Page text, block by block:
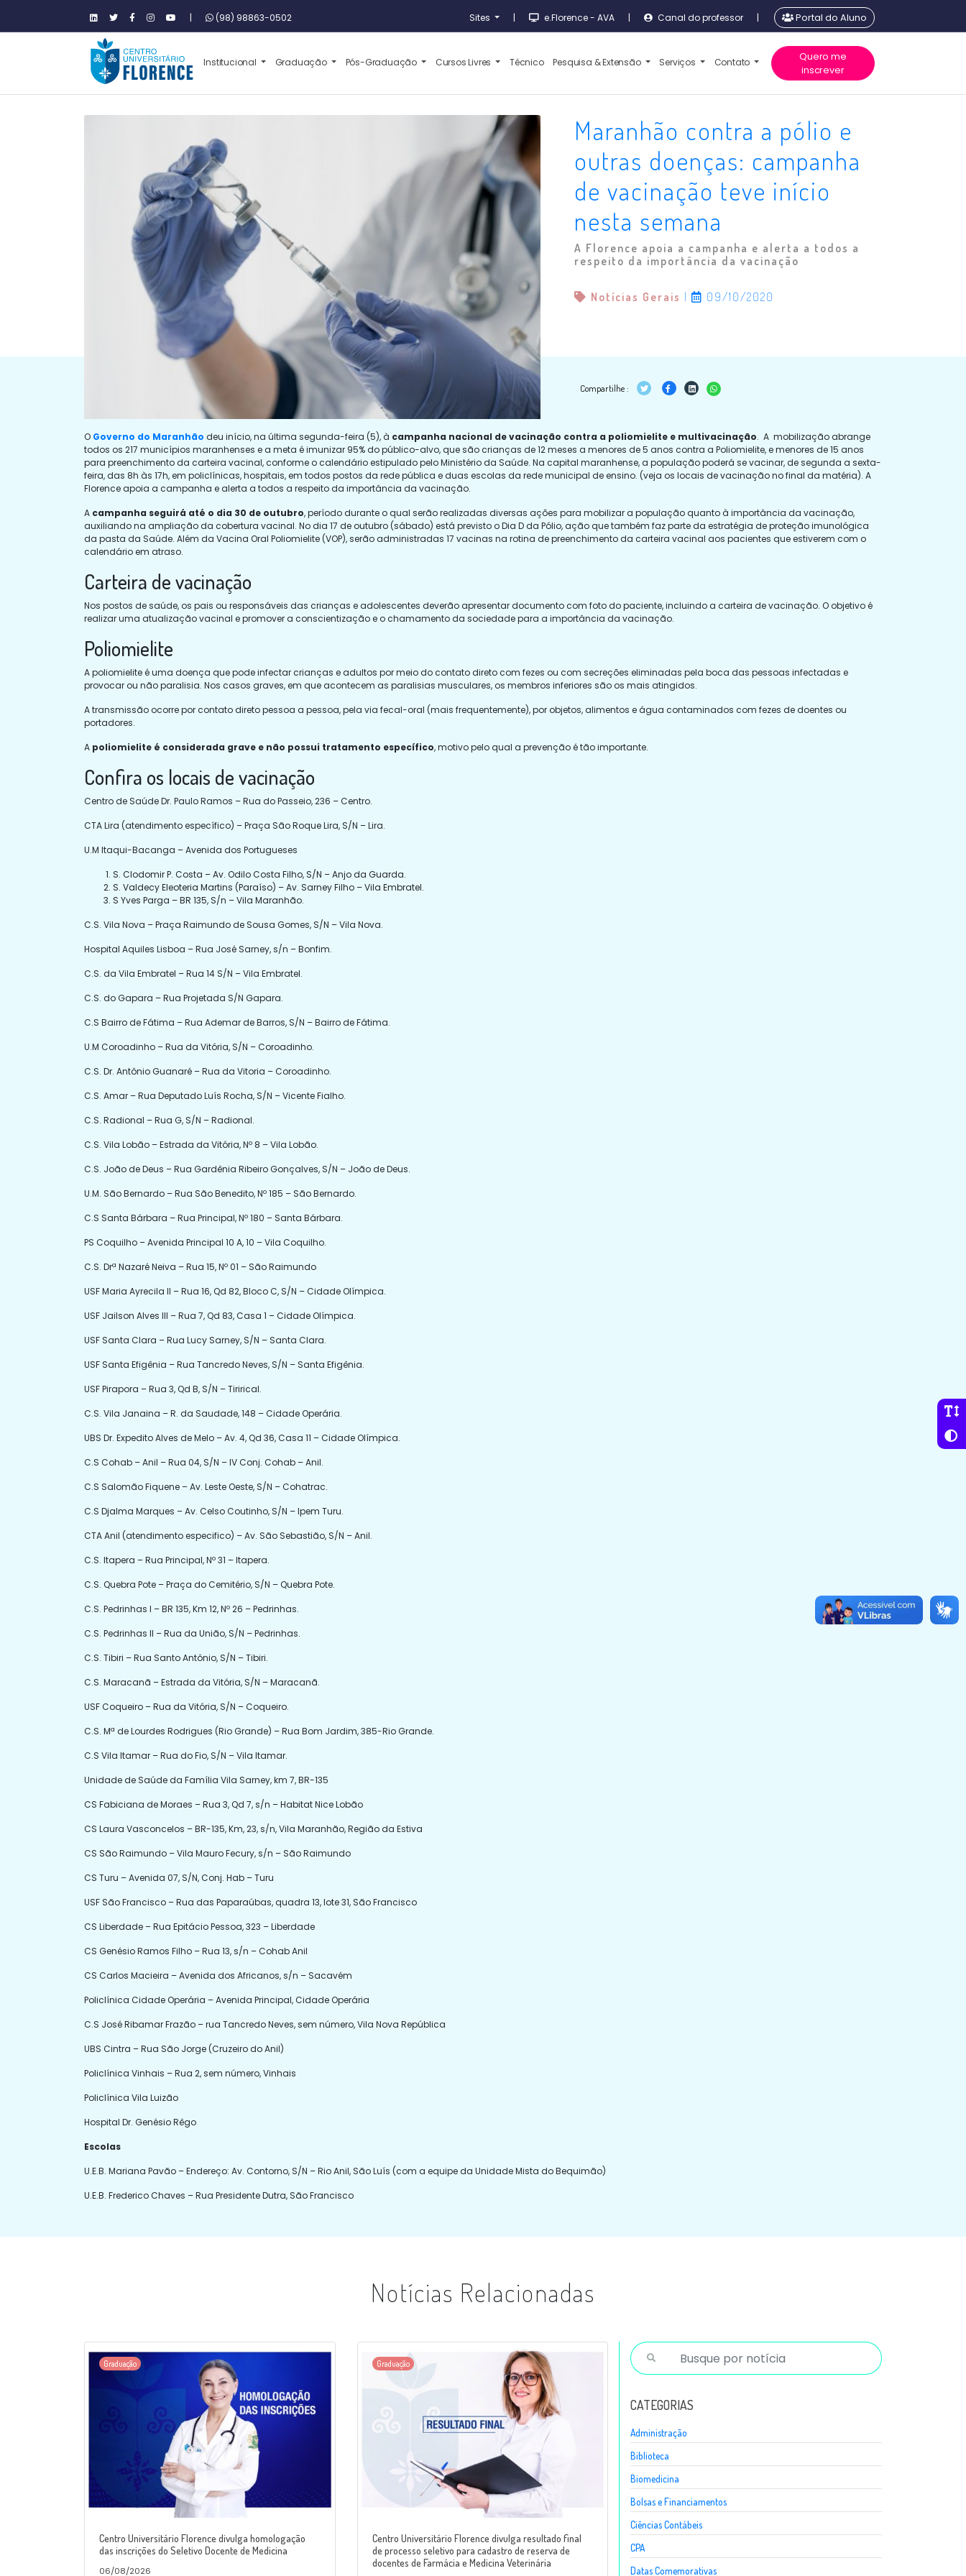
| (98) 98863-0502 Sites | e.Florence - AVA | Canal do professor | Portal do Aluno
Institucional Graduação Pós-Graduação Cursos Livres Técnico Pesquisa & Extensão Serviços Contato
Quero me
inscrever
Maranhão contra a pólio e
outras doenças: campanha
de vacinação teve início
nesta semana
A Florence apoia a campanha e alerta a todos a
respeito da importância da vacinação
Notícias Gerais 09/10/2020
Compartilhe :
O Governo do Maranhão deu início, na última segunda-feira (5), à campanha nacional de vacinação contra a poliomielite e multivacinação. A mobilização abrange
todos os 217 municípios maranhenses e a meta é imunizar 95% do público-alvo, que são crianças de 12 meses a menores de 5 anos contra a Poliomielite, e menores de 15 anos
para preenchimento da carteira vacinal, conforme o calendário estipulado pelo Ministério da Saúde. Na capital maranhense, a população poderá se vacinar, de segunda a sexta-
feira, das 8h às 17h, em policlínicas, hospitais, em todos postos da rede pública e duas escolas da rede municipal de ensino. (veja os locais de vacinação no final da matéria). A
Florence apoia a campanha e alerta a todos a respeito da importância da vacinação.
A campanha seguirá até o dia 30 de outubro, período durante o qual serão realizadas diversas ações para mobilizar a população quanto à importância da vacinação,
auxiliando na ampliação da cobertura vacinal. No dia 17 de outubro (sábado) está previsto o Dia D da Pólio, ação que também faz parte da estratégia de proteção imunológica
da pasta da Saúde. Além da Vacina Oral Poliomielite (VOP), serão administradas 17 vacinas na rotina de preenchimento da carteira vacinal aos pacientes que estiverem com o
calendário em atraso.
Carteira de vacinação
Nos postos de saúde, os pais ou responsáveis das crianças e adolescentes deverão apresentar documento com foto do paciente, incluindo a carteira de vacinação. O objetivo é
realizar uma atualização vacinal e promover a conscientização e o chamamento da sociedade para a importância da vacinação.
Poliomielite
A poliomielite é uma doença que pode infectar crianças e adultos por meio do contato direto com fezes ou com secreções eliminadas pela boca das pessoas infectadas e
provocar ou não paralisia. Nos casos graves, em que acontecem as paralisias musculares, os membros inferiores são os mais atingidos.
A transmissão ocorre por contato direto pessoa a pessoa, pela via fecal-oral (mais frequentemente), por objetos, alimentos e água contaminados com fezes de doentes ou
portadores.
A poliomielite é considerada grave e não possui tratamento específico, motivo pelo qual a prevenção é tão importante.
Confira os locais de vacinação
Centro de Saúde Dr. Paulo Ramos – Rua do Passeio, 236 – Centro.
CTA Lira (atendimento específico) – Praça São Roque Lira, S/N – Lira.
U.M Itaqui-Bacanga – Avenida dos Portugueses
S. Clodomir P. Costa – Av. Odilo Costa Filho, S/N – Anjo da Guarda.
S. Valdecy Eleoteria Martins (Paraíso) – Av. Sarney Filho – Vila Embratel.
S Yves Parga – BR 135, S/n – Vila Maranhão.
C.S. Vila Nova – Praça Raimundo de Sousa Gomes, S/N – Vila Nova.
Hospital Aquiles Lisboa – Rua José Sarney, s/n – Bonfim.
C.S. da Vila Embratel – Rua 14 S/N – Vila Embratel.
C.S. do Gapara – Rua Projetada S/N Gapara.
C.S Bairro de Fátima – Rua Ademar de Barros, S/N – Bairro de Fátima.
U.M Coroadinho – Rua da Vitória, S/N – Coroadinho.
C.S. Dr. Antônio Guanaré – Rua da Vitoria – Coroadinho.
C.S. Amar – Rua Deputado Luís Rocha, S/N – Vicente Fialho.
C.S. Radional – Rua G, S/N – Radional.
C.S. Vila Lobão – Estrada da Vitória, Nº 8 – Vila Lobão.
C.S. João de Deus – Rua Gardênia Ribeiro Gonçalves, S/N – João de Deus.
U.M. São Bernardo – Rua São Benedito, Nº 185 – São Bernardo.
C.S Santa Bárbara – Rua Principal, Nº 180 – Santa Bárbara.
PS Coquilho – Avenida Principal 10 A, 10 – Vila Coquilho.
C.S. Drª Nazaré Neiva – Rua 15, Nº 01 – São Raimundo
USF Maria Ayrecila II – Rua 16, Qd 82, Bloco C, S/N – Cidade Olímpica.
USF Jailson Alves III – Rua 7, Qd 83, Casa 1 – Cidade Olímpica.
USF Santa Clara – Rua Lucy Sarney, S/N – Santa Clara.
USF Santa Efigênia – Rua Tancredo Neves, S/N – Santa Efigênia.
USF Pirapora – Rua 3, Qd B, S/N – Tirirical.
C.S. Vila Janaina – R. da Saudade, 148 – Cidade Operária.
UBS Dr. Expedito Alves de Melo – Av. 4, Qd 36, Casa 11 – Cidade Olímpica.
C.S Cohab – Anil – Rua 04, S/N – IV Conj. Cohab – Anil.
C.S Salomão Fiquene – Av. Leste Oeste, S/N – Cohatrac.
C.S Djalma Marques – Av. Celso Coutinho, S/N – Ipem Turu.
CTA Anil (atendimento especifico) – Av. São Sebastião, S/N – Anil.
C.S. Itapera – Rua Principal, Nº 31 – Itapera.
C.S. Quebra Pote – Praça do Cemitério, S/N – Quebra Pote.
C.S. Pedrinhas I – BR 135, Km 12, Nº 26 – Pedrinhas.
C.S. Pedrinhas II – Rua da União, S/N – Pedrinhas.
C.S. Tibiri – Rua Santo Antônio, S/N – Tibiri.
C.S. Maracanã – Estrada da Vitória, S/N – Maracanã.
USF Coqueiro – Rua da Vitória, S/N – Coqueiro.
C.S. Mª de Lourdes Rodrigues (Rio Grande) – Rua Bom Jardim, 385-Rio Grande.
C.S Vila Itamar – Rua do Fio, S/N – Vila Itamar.
Unidade de Saúde da Família Vila Sarney, km 7, BR-135
CS Fabiciana de Moraes – Rua 3, Qd 7, s/n – Habitat Nice Lobão
CS Laura Vasconcelos – BR-135, Km, 23, s/n, Vila Maranhão, Região da Estiva
CS São Raimundo – Vila Mauro Fecury, s/n – São Raimundo
CS Turu – Avenida 07, S/N, Conj. Hab – Turu
USF São Francisco – Rua das Paparaúbas, quadra 13, lote 31, São Francisco
CS Liberdade – Rua Epitácio Pessoa, 323 – Liberdade
CS Genésio Ramos Filho – Rua 13, s/n – Cohab Anil
CS Carlos Macieira – Avenida dos Africanos, s/n – Sacavém
Policlínica Cidade Operária – Avenida Principal, Cidade Operária
C.S José Ribamar Frazão – rua Tancredo Neves, sem número, Vila Nova República
UBS Cintra – Rua São Jorge (Cruzeiro do Anil)
Policlínica Vinhais – Rua 2, sem número, Vinhais
Policlínica Vila Luizão
Hospital Dr. Genésio Rêgo
Escolas
U.E.B. Mariana Pavão – Endereço: Av. Contorno, S/N – Rio Anil, São Luís (com a equipe da Unidade Mista do Bequimão)
U.E.B. Frederico Chaves – Rua Presidente Dutra, São Francisco
Notícias Relacionadas
Graduação
Centro Universitário Florence divulga homologação
das inscrições do Seletivo Docente de Medicina
06/08/2026
Graduação
Centro Universitário Florence divulga resultado final
de processo seletivo para cadastro de reserva de
docentes de Farmácia e Medicina Veterinária
CATEGORIAS
Administração
Biblioteca
Biomedicina
Bolsas e Financiamentos
Ciências Contábeis
CPA
Datas Comemorativas